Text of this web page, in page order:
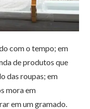
com o tempo; em
de produtos que
das roupas; em
mora em
em um gramado.